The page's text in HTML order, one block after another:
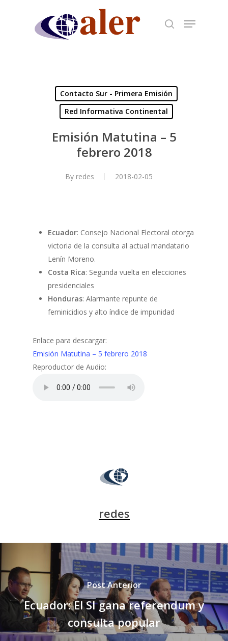
Contacto Sur - Primera Emisión
Red Informativa Continental
Emisión Matutina – 5
febrero 2018
By redes 2018-02-05
Ecuador: Consejo Nacional Electoral otorga
victoria de la consulta al actual mandatario
Lenín Moreno.
Costa Rica: Segunda vuelta en elecciones
presidenciales
Honduras: Alarmante repunte de
feminicidios y alto índice de impunidad
Enlace para descargar:
Emisión Matutina – 5 febrero 2018
Reproductor de Audio:
redes
Post Anterior
Ecuador: El SI gana referendum y
consulta popular